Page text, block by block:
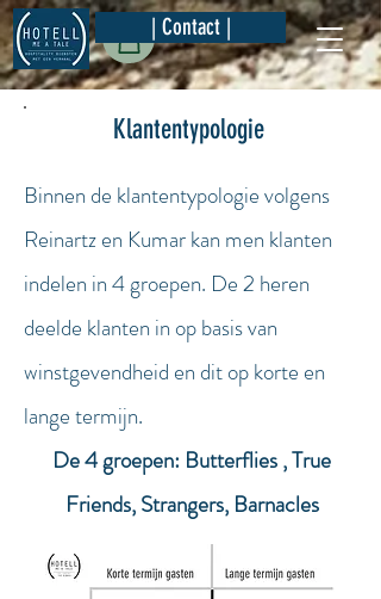
| Contact |
Klantentypologie
Binnen de klantentypologievolgens
Reinartz en Kumar kan men klanten
indelen in 4 groepen. De 2 heren
deelde klanten in op basis van
winstgevendheid en dit op korte en
lange termijn.
De 4 groepen: Butterflies,True
Friends,Strangers, Barnacles